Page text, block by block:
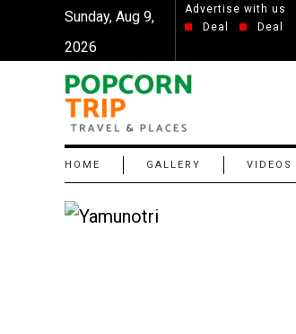
Sunday, Aug 9,
2026
Advertise with us
Deal
Deal
HOME GALLERY VIDEOS